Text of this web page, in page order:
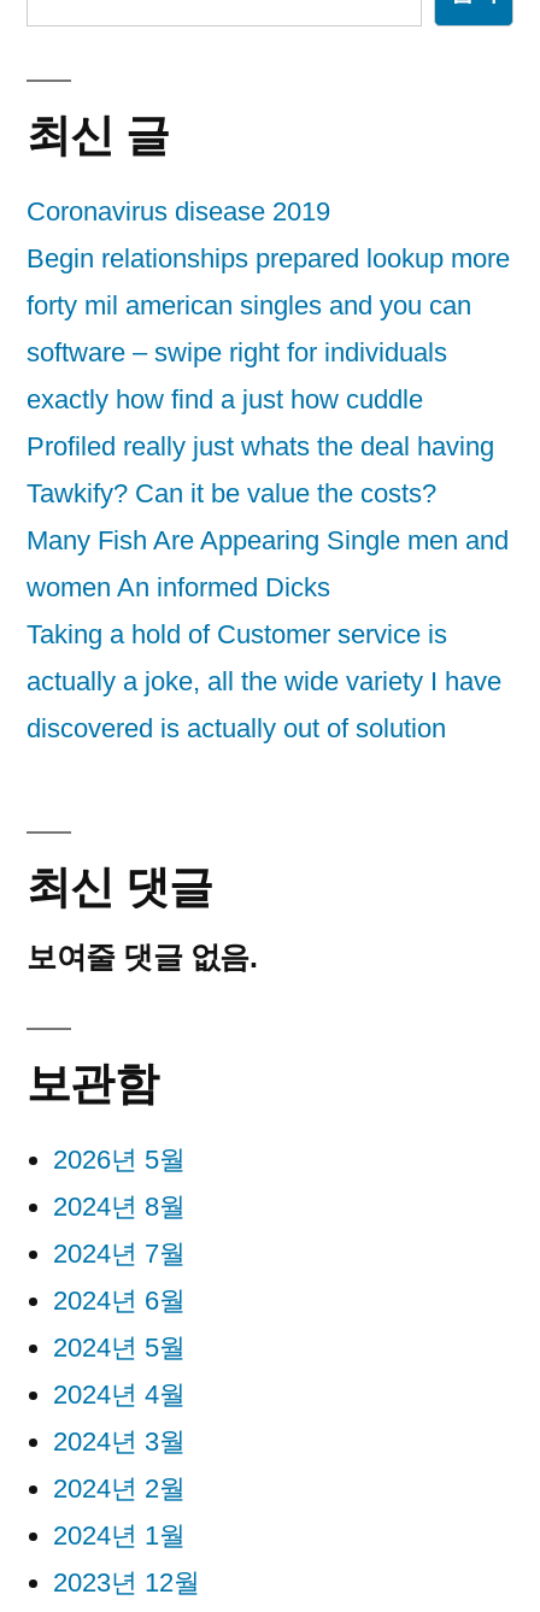
최신 글
Coronavirus disease 2019
Begin relationships prepared lookup more
forty mil american singles and you can
software – swipe right for individuals
exactly how find a just how cuddle
Profiled really just whats the deal having
Tawkify? Can it be value the costs?
Many Fish Are Appearing Single men and
women An informed Dicks
Taking a hold of Customer service is
actually a joke, all the wide variety I have
discovered is actually out of solution
최신 댓글
보여줄 댓글 없음.
보관함
2026년 5월
2024년 8월
2024년 7월
2024년 6월
2024년 5월
2024년 4월
2024년 3월
2024년 2월
2024년 1월
2023년 12월